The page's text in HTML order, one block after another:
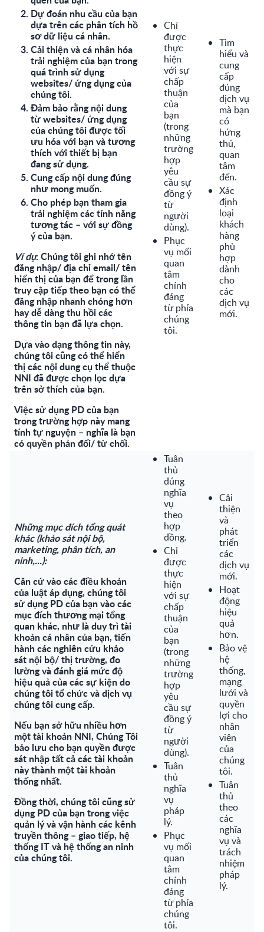
Dự đoán nhu cầu của bạn
dựa trên các phân tích hồ
sơ dữ liệu cá nhân.
Cải thiện và cá nhân hóa
trải nghiệm của bạn trong
quá trình sử dụng
websites/ ứng dụng của
chúng tôi.
Đảm bảo rằng nội dung
từ websites/ ứng dụng
của chúng tôi được tối
ưu hóa với bạn và tương
thích với thiết bị bạn
đang sử dụng.
Cung cấp nội dung đúng
như mong muốn.
Cho phép bạn tham gia
trải nghiệm các tính năng
tương tác – với sự đồng
ý của bạn.
Ví dụ: Chúng tôi ghi nhớ tên
đăng nhập/ địa chỉ email/ tên
hiển thị của bạn để trong lần
truy cập tiếp theo bạn có thể
đăng nhập nhanh chóng hơn
hay dễ dàng thu hồi các
thông tin bạn đã lựa chọn.
Dựa vào dạng thông tin này,
chúng tôi cũng có thể hiển
thị các nội dung cụ thể thuộc
NNI đã được chọn lọc dựa
trên sở thích của bạn.
Việc sử dụng PD của bạn
trong trường hợp này mang
tính tự nguyện – nghĩa là bạn
có quyền phản đối/ từ chối.
Chỉ
được
thực
hiện
với sự
chấp
thuận
của
bạn
(trong
những
trường
hợp
yêu
cầu sự
đồng ý
từ
người
dùng).
Phục
vụ mối
quan
tâm
chính
đáng
từ phía
chúng
tôi.
Tìm
hiểu và
cung
cấp
đúng
dịch vụ
mà bạn
có
hứng
thú,
quan
tâm
đến.
Xác
định
loại
khách
hàng
phù
hợp
dành
cho
các
dịch vụ
mới.
Những mục đích tổng quát
khác (khảo sát nội bộ,
marketing, phân tích, an
ninh,...):
Căn cứ vào các điều khoản
của luật áp dụng, chúng tôi
sử dụng PD của bạn vào các
mục đích thương mại tổng
quan khác, như là duy trì tài
khoản cá nhân của bạn, tiến
hành các nghiên cứu khảo
sát nội bộ/ thị trường, đo
lường và đánh giá mức độ
hiệu quả của các sự kiện do
chúng tôi tổ chức và dịch vụ
chúng tôi cung cấp.
Nếu bạn sở hữu nhiều hơn
một tài khoản NNI, Chúng Tôi
bảo lưu cho bạn quyền được
sát nhập tất cả các tài khoản
này thành một tài khoản
thống nhất.
Đồng thời, chúng tôi cũng sử
dụng PD của bạn trong việc
quản lý và vận hành các kênh
truyền thông – giao tiếp, hệ
thống IT và hệ thống an ninh
của chúng tôi.
Tuân
thủ
đúng
nghĩa
vụ
theo
hợp
đồng.
Chỉ
được
thực
hiện
với sự
chấp
thuận
của
bạn
(trong
những
trường
hợp
yêu
cầu sự
đồng ý
từ
người
dùng).
Tuân
thủ
nghĩa
vụ
pháp
lý.
Phục
vụ mối
quan
tâm
chính
đáng
từ phía
chúng
tôi.
Cải
thiện
và
phát
triển
các
dịch vụ
mới.
Hoạt
động
hiệu
quả
hơn.
Bảo vệ
hệ
thống,
mạng
lưới và
quyền
lợi cho
nhân
viên
của
chúng
tôi.
Tuân
thủ
theo
các
nghĩa
vụ và
trách
nhiệm
pháp
lý.